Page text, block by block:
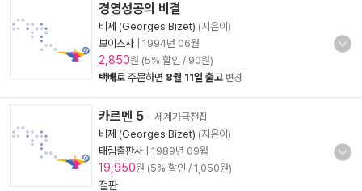
경영성공의 비결
비제 (Georges Bizet) (지은이)
보이스사
1994년 06월
2,850원 (5% 할인 / 90원)
택배로 주문하면 8월 11일 출고 변경
카르멘 5 - 세계가극전집
비제 (Georges Bizet) (지은이)
태림출판사
1989년 09월
19,950원 (5% 할인 / 1,050원)
절판